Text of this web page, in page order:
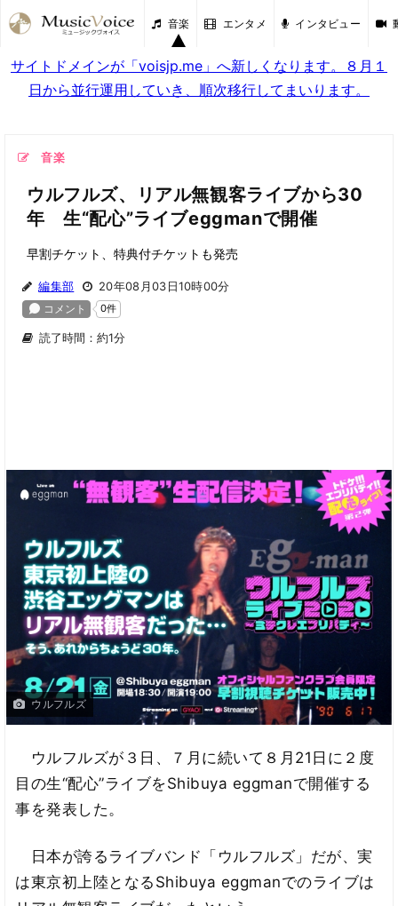
音楽 エンタメ インタビュー
サイトドメインが「voisjp.me」へ新しくなります。８月１
日から並行運用していき、順次移行してまいります。
音楽
ウルフルズ、リアル無観客ライブから30
年 生“配心”ライブeggmanで開催
早割チケット、特典付チケットも発売
編集部 20年08月03日10時00分
読了時間：約1分
ウルフルズ
ウルフルズが３日、７月に続いて８月21日に２度
目の生“配心”ライブをShibuya eggmanで開催する
事を発表した。
日本が誇るライブバンド「ウルフルズ」だが、実
は東京初上陸となるShibuya eggmanでのライブは